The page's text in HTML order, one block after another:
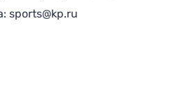
sports@kp.ru